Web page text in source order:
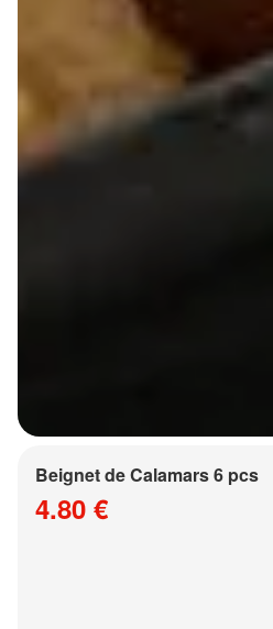
Beignet de Calamars 6 pcs
4.80 €